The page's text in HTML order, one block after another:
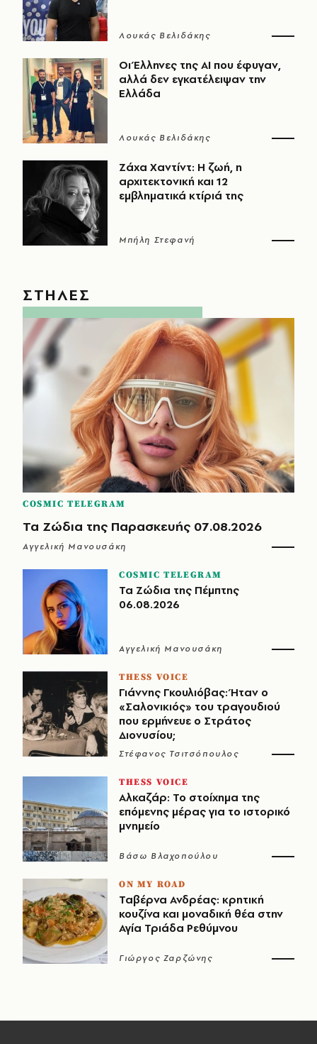
Λουκάς Βελιδάκης
Οι Έλληνες της ΑΙ που έφυγαν,
αλλά δεν εγκατέλειψαν την
Ελλάδα
Λουκάς Βελιδάκης
Ζάχα Χαντίντ: Η ζωή, η
αρχιτεκτονική και 12
εμβληματικά κτίριά της
Μπήλη Στεφανή
ΣΤΗΛΕΣ
COSMIC TELEGRAM
Τα Ζώδια της Παρασκευής 07.08.2026
Αγγελική Μανουσάκη
COSMIC TELEGRAM
Τα Ζώδια της Πέμπτης
06.08.2026
Αγγελική Μανουσάκη
THESS VOICE
Γιάννης Γκουλιόβας: Ήταν ο
«Σαλονικιός» του τραγουδιού
που ερμήνευε ο Στράτος
Διονυσίου;
Στέφανος Τσιτσόπουλος
THESS VOICE
Αλκαζάρ: Το στοίχημα της
επόμενης μέρας για το ιστορικό
μνημείο
Βάσω Βλαχοπούλου
ON MY ROAD
Ταβέρνα Ανδρέας: κρητική
κουζίνα και μοναδική θέα στην
Αγία Τριάδα Ρεθύμνου
Γιώργος Ζαρζώνης